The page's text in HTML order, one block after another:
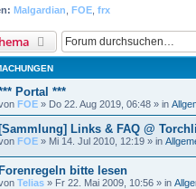
Malgardian FOE frx
Portal ***
FOE » Do 22. Aug 2019, 06:48 » in
[Sammlung] Links & FAQ @
FOE » Mi 14. Jul 2010, 12:19 » in
bitte lesen
Telias » Fr 22. Mai 2009, 10:56 » in